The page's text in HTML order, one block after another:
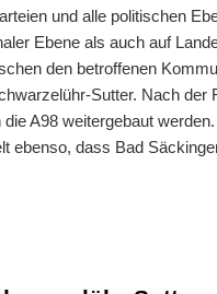
und alle politischen
Ebene als auch auf
den betroffenen
Sutter. Nach
A98 weitergebaut
ebenso, dass Bad